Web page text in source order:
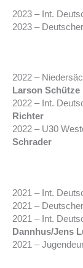
2023 – Int.
2023 –
2022 –
Larson Schütze
2022 – Int.
Richter
2022 – U30
Schrader
2021 – Int.
2021 –
2021 – Int.
Dannhus/Jens
2021 –